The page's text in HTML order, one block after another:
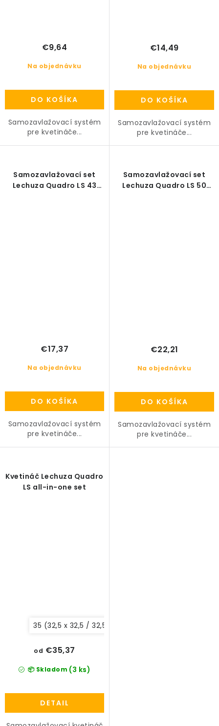
Na objednávku
€9,64
DO KOŠÍKA
Samozavlažovací systém
pre kvetináče...
Na objednávku
€14,49
DO KOŠÍKA
Samozavlažovací systém
pre kvetináče...
Samozavlažovací set
Lechuza Quadro LS 43
Na objednávku
€17,37
DO KOŠÍKA
Samozavlažovací systém
pre kvetináče...
Samozavlažovací set
Lechuza Quadro LS 50
Na objednávku
€22,21
DO KOŠÍKA
Samozavlažovací systém
pre kvetináče...
Kvetináč Lechuza Quadro
LS all-in-one set
35 (32,5 x 32,5 / 32,5 cm)
📦 Skladom (3 ks)
od €35,37
DETAIL